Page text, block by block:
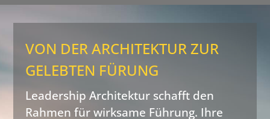
VON DER ARCHITEKTUR ZUR
GELEBTEN FÜRUNG
Leadership Architektur schafft den
Rahmen für wirksame Führung. Ihre